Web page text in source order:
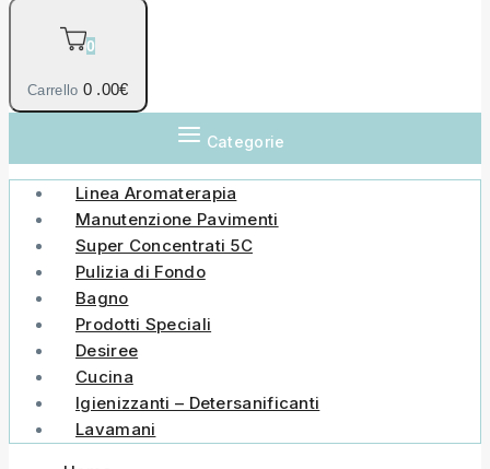
0
Carrello 0 .00€
Categorie
Linea Aromaterapia
Manutenzione Pavimenti
Super Concentrati 5C
Pulizia di Fondo
Bagno
Prodotti Speciali
Desiree
Cucina
Igienizzanti – Detersanificanti
Lavamani